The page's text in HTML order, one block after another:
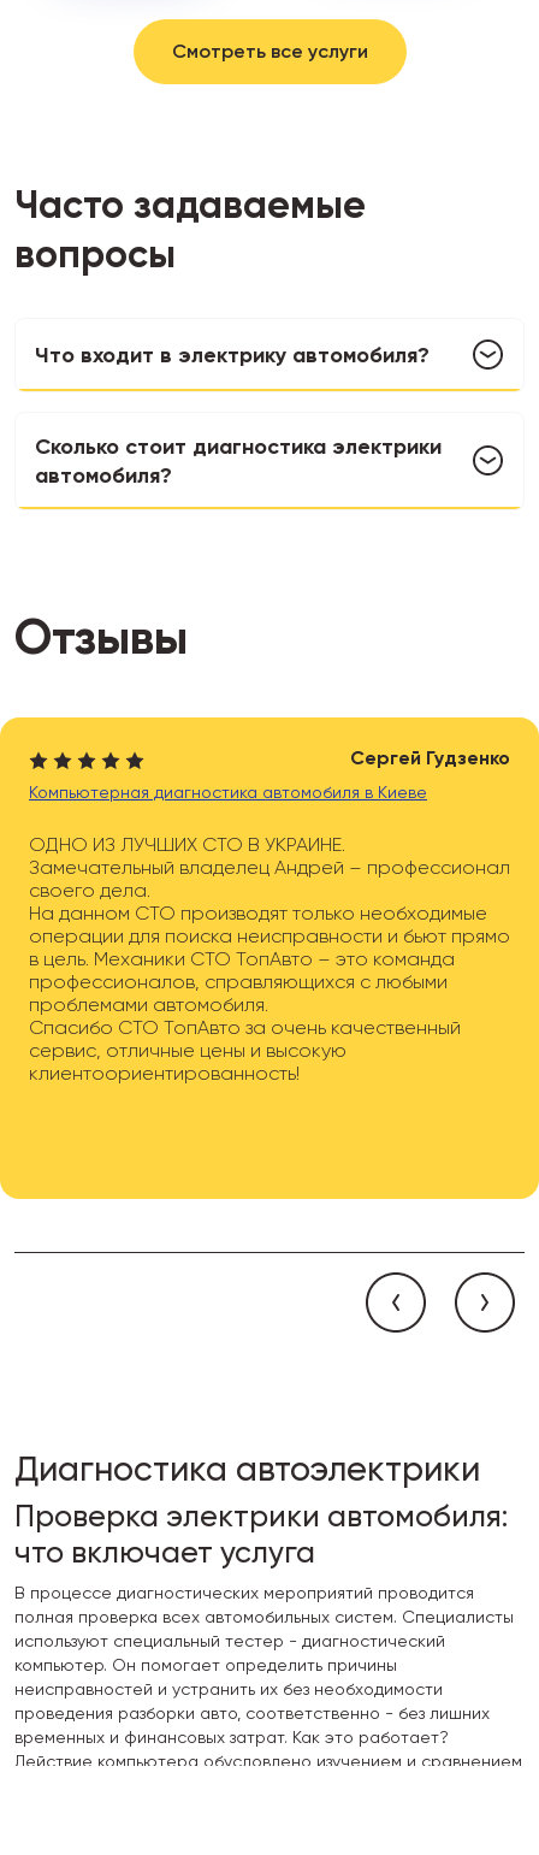
Смотреть все услуги
Часто задаваемые
вопросы
Что входит в электрику автомобиля?
Сколько стоит диагностика электрики
автомобиля?
Отзывы
Сергей Гудзенко
Компьютерная диагностика автомобиля в Киеве
ОДНО ИЗ ЛУЧШИХ СТО В УКРАИНЕ.
Замечательный владелец Андрей – профессионал
своего дела.
На данном СТО производят только необходимые
операции для поиска неисправности и бьют прямо
в цель. Механики СТО ТопАвто – это команда
профессионалов, справляющихся с любыми
проблемами автомобиля.
Спасибо СТО ТопАвто за очень качественный
сервис, отличные цены и высокую
клиентоориентированность!
Диагностика автоэлектрики
Проверка электрики автомобиля:
что включает услуга
В процессе диагностических мероприятий проводится
полная проверка всех автомобильных систем. Специалисты
используют специальный тестер - диагностический
компьютер. Он помогает определить причины
неисправностей и устранить их без необходимости
проведения разборки авто, соответственно - без лишних
временных и финансовых затрат. Как это работает?
Действие компьютера обусловлено изучением и сравнением